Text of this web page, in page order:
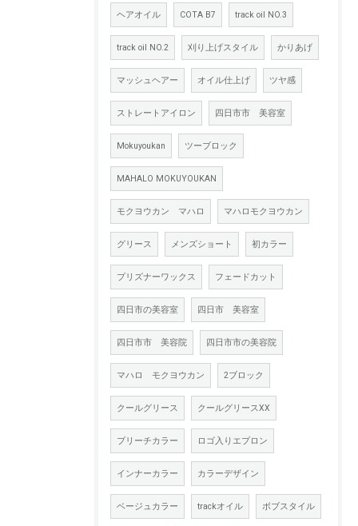
ヘアオイル COTA B7 track oil NO.3
track oil NO.2 刈り上げスタイル かりあげ
マッシュヘアー オイル仕上げ ツヤ感
ストレートアイロン 四日市市 美容室
Mokuyoukan ツーブロック
MAHALO MOKUYOUKAN
モクヨウカン マハロ マハロモクヨウカン
グリース メンズショート 初カラー
プリズナーワックス フェードカット
四日市の美容室 四日市 美容室
四日市市 美容院 四日市市の美容院
マハロ モクヨウカン 2ブロック
クールグリース クールグリースXX
ブリーチカラー ロゴ入りエプロン
インナーカラー カラーデザイン
ベージュカラー trackオイル ボブスタイル